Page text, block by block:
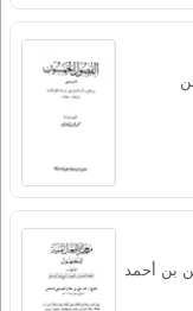
بن أحمد